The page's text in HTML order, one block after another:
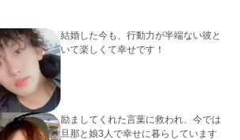
結婚した今も、行動力が半端ない彼と
いて楽しくて幸せです！
励ましてくれた言葉に救われ、今では
旦那と娘3人で幸せに暮らしています